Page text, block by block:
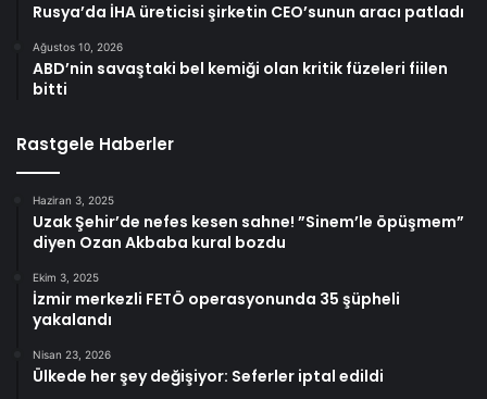
Rusya’da İHA üreticisi şirketin CEO’sunun aracı patladı
Ağustos 10, 2026
ABD’nin savaştaki bel kemiği olan kritik füzeleri fiilen
bitti
Rastgele Haberler
Haziran 3, 2025
Uzak Şehir’de nefes kesen sahne! ”Sinem’le öpüşmem”
diyen Ozan Akbaba kural bozdu
Ekim 3, 2025
İzmir merkezli FETÖ operasyonunda 35 şüpheli
yakalandı
Nisan 23, 2026
Ülkede her şey değişiyor: Seferler iptal edildi